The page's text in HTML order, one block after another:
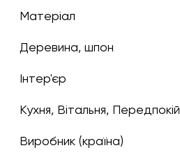
Матеріал
Деревина, шпон
Інтер'єр
Кухня, Вітальня, Передпокій
Виробник (країна)